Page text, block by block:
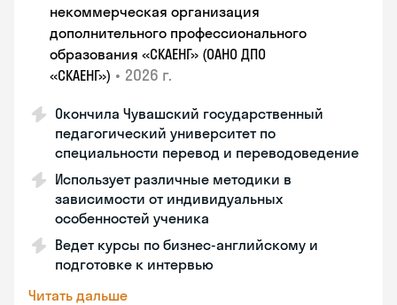
некоммерческая организация
дополнительного профессионального
образования «СКАЕНГ» (ОАНО ДПО
«СКАЕНГ») • 2026 г.
Окончила Чувашский государственный
педагогический университет по
специальности перевод и переводоведение
Использует различные методики в
зависимости от индивидуальных
особенностей ученика
Ведет курсы по бизнес-английскому и
подготовке к интервью
Читать дальше